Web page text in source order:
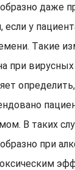
даже
если у
Такие
при
В таких
при